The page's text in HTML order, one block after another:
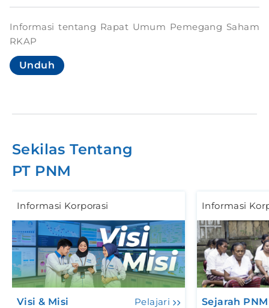
Informasi tentang Rapat Umum Pemegang Saham
RKAP
Unduh
Sekilas Tentang
PT PNM
Informasi Korporasi
Visi & Misi Pelajari
Informasi
Sejarah PNM